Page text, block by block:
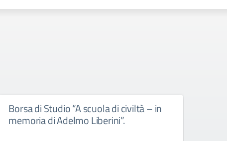
Borsa di Studio “A scuola di civiltà – in
memoria di Adelmo Liberini”.